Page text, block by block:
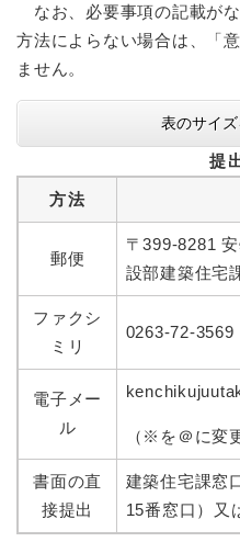
なお、必要事項の記載が
方法によらない場合は、「
ません。
表のサイ
提
方法
郵便
〒399-8281
設部建築住宅
ファクシ
ミリ
0263-72-3569
電子メー
ル
（※を＠に変
書面の直
接提出
建築住宅課窓
15番窓口）又